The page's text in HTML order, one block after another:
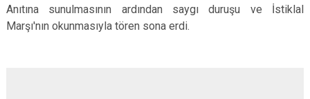
Anıtına sunulmasının ardından saygı duruşu ve İstiklal
Marşı'nın okunmasıyla tören sona erdi.